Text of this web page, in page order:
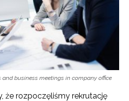
business meetings in company office
że rozpoczęliśmy rekrutację